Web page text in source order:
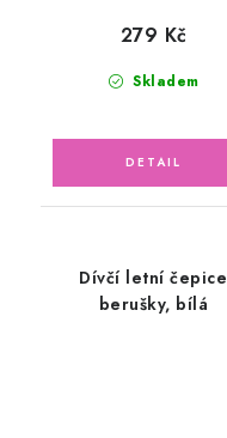
Skladem
279 Kč
Dívčí letní čepice
berušky, bílá